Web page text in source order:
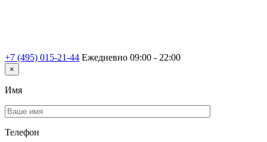
+7 (495) 015-21-44 Ежедневно 09:00 - 22:00
×
Имя
Телефон